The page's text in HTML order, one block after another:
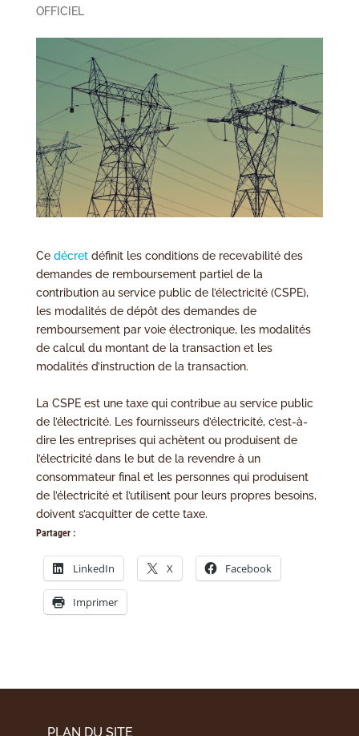
OFFICIEL
Ce décretdéfinit les conditions de recevabilité des
demandes de remboursement partiel de la
contribution au service public de l’électricité (CSPE),
les modalités de dépôt des demandes de
remboursement par voie électronique, les modalités
de calcul du montant de la transaction et les
modalités d’instruction de la transaction.
La CSPE est une taxe qui contribue au service public
de l’électricité. Les fournisseurs d’électricité, c’est-à-
dire les entreprises qui achètent ou produisent de
l’électricité dans le but de la revendre à un
consommateur final et les personnes qui produisent
de l’électricité et l’utilisent pour leurs propres besoins,
doivent s’acquitter de cette taxe.
Partager :
LinkedIn X Facebook
Imprimer
PLAN DU SITE